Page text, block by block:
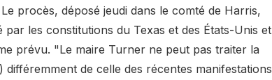
procès, déposé jeudi dans le comté de Harris,
les constitutions du Texas et des États-Unis et
prévu. "Le maire Turner ne peut pas traiter la
de celle des récentes manifestations